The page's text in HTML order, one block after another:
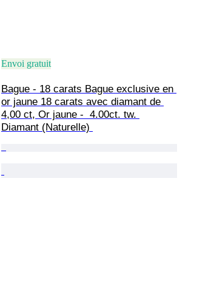
Envoi gratuit
Bague - 18 carats Bague exclusive en
or jaune 18 carats avec diamant de
4,00 ct, Or jaune -  4.00ct. tw.
Diamant (Naturelle)